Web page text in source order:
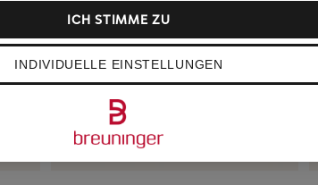
INDIVIDUELLE EINSTELLUNGEN
ICH STIMME ZU